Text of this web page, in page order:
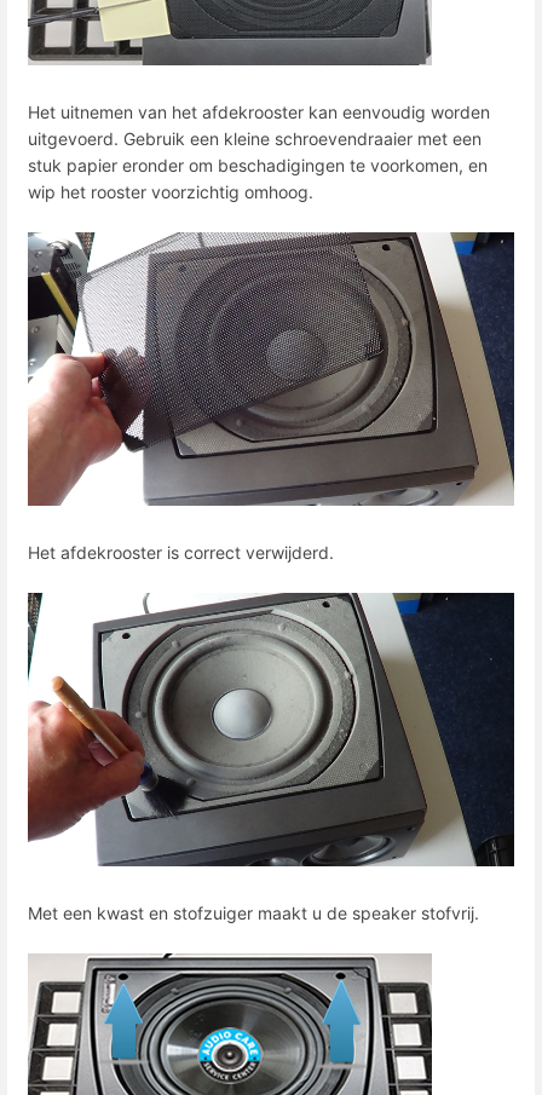
Het uitnemen van het afdekrooster kan eenvoudig worden
uitgevoerd. Gebruik een kleine schroevendraaier met een
stuk papier eronder om beschadigingen te voorkomen, en
wip het rooster voorzichtig omhoog.
Het afdekrooster is correct verwijderd.
Met een kwast en stofzuiger maakt u de speaker stofvrij.